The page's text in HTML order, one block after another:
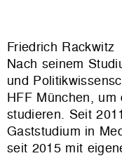
Friedrich Rackwitz
Nach seinem
und
HFF München,
studieren. Seit
Gaststudium in
seit 2015 mit